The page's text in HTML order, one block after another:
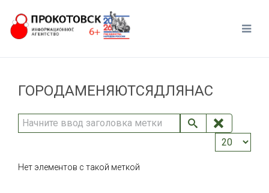
ГОРОДАМЕНЯЮТСЯДЛЯНАС
Начните ввод заголовка метки
Кол-во
Нет элементов с такой меткой